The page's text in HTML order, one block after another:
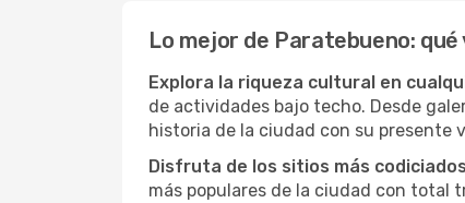
Lo mejor de Paratebueno: qué
Explora la riqueza cultural en
de actividades bajo techo. Desde
historia de la ciudad con su presente
Disfruta de los sitios más
más populares de la ciudad con total